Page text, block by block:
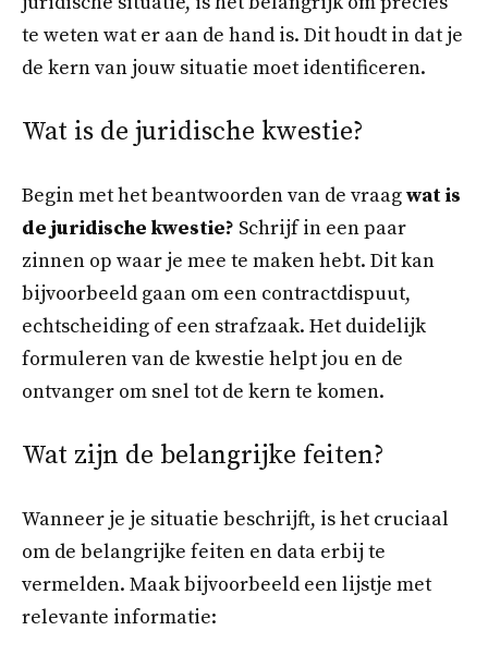
te weten wat er aan de hand is. Dit houdt in dat je
de kern van jouw situatie moet identificeren.
Wat is de juridische kwestie?
Begin met het beantwoorden van de vraagwat is
de juridische kwestie? Schrijf in een paar
zinnen op waar je mee te maken hebt. Dit kan
bijvoorbeeld gaan om een contractdispuut,
echtscheiding of een strafzaak. Het duidelijk
formuleren van de kwestie helpt jou en de
ontvanger om snel tot de kern te komen.
Wat zijn de belangrijke feiten?
Wanneer je je situatie beschrijft, is het cruciaal
om de belangrijke feiten en data erbij te
vermelden. Maak bijvoorbeeld een lijstje met
relevante informatie: